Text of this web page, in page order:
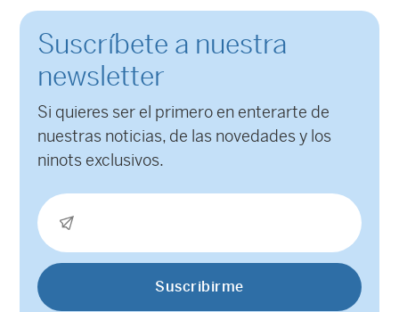
Suscríbete a nuestra
newsletter
Si quieres ser el primero en enterarte de
nuestras noticias, de las novedades y los
ninots exclusivos.